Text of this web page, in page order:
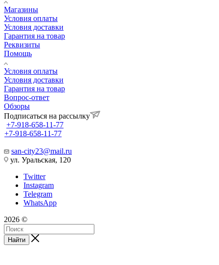
Магазины
Условия оплаты
Условия доставки
Гарантия на товар
Реквизиты
Помощь
Условия оплаты
Условия доставки
Гарантия на товар
Вопрос-ответ
Обзоры
Подписаться на рассылку
+7-918-658-11-77
+7-918-658-11-77
san-city23@mail.ru
ул. Уральская, 120
Twitter
Instagram
Telegram
WhatsApp
2026 ©
Найти